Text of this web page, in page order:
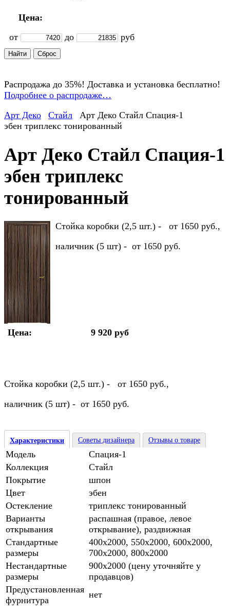
Цена:
от
до руб
Распродажа до 35%! Доставка и установка бесплатно!
Подробнее о распродаже…
Арт Деко
Стайл
Арт Деко Стайл Спация-1
эбен триплекс тонированный
Арт Деко Стайл Спация-1
эбен триплекс
тонированный
Стойка коробки (2,5 шт.) - от 1650 руб.,
наличник (5 шт) - от 1650 руб.
Цена: 9 920 руб
Стойка коробки (2,5 шт.) - от 1650 руб.,
наличник (5 шт) - от 1650 руб.
Характеристики Советы дизайнера Отзывы о товаре
Модель
Спация-1
Коллекция
Стайл
Покрытие
шпон
Цвет
эбен
Остекление
триплекс тонированный
Варианты
открывания
распашная (правое, левое
открывание), раздвижная
Стандартные
размеры
400х2000, 550х2000, 600х2000,
700х2000, 800х2000
Нестандартные
размеры
900х2000 (цену уточняйте у
продавцов)
Предустановленная
фурнитура
нет